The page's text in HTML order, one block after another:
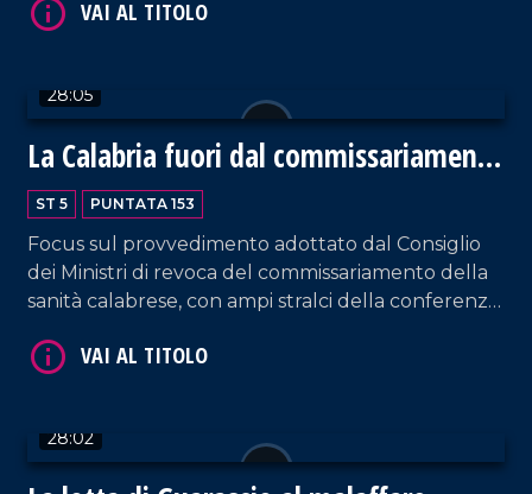
Polimeni di Forza Italia in rappresentanza della
28:05
La Calabria fuori dal commissariamento
della Sanità
ST 5 PUNTATA 153
Focus sul provvedimento adottato dal Consiglio
dei Ministri di revoca del commissariamento della
sanità calabrese, con ampi stralci della conferenza
governatore Roberto Occhiuto. Intervento da
28:02
VAI AL TITOLO